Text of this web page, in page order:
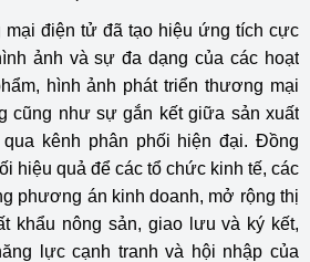
mại điện tử đã tạo hiệu ứng tích cực
ảnh và sự đa dạng của các hoạt
hình ảnh phát triển thương mại
cũng như sự gắn kết giữa sản xuất
kênh phân phối hiện đại. Đồng
hiệu quả để các tổ chức kinh tế, các
phương án kinh doanh, mở rộng thị
khẩu nông sản, giao lưu và ký kết,
lực cạnh tranh và hội nhập của